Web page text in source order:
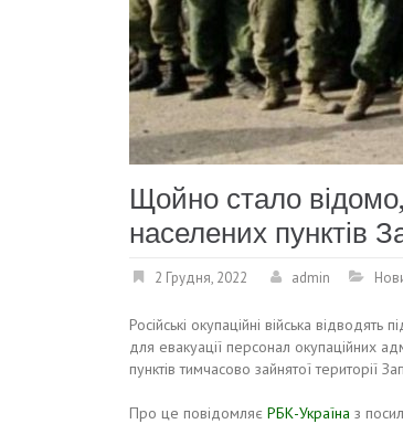
Щойно стало
населених пунктів
2 Грудня, 2022 admin
Російські окупаційні війська відводять
для евакуації персонал окупаційних
пунктів тимчасово зайнятої території
Про це повідомляє РБК-Україна з